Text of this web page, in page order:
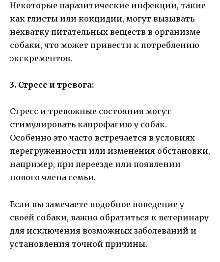
Некоторые паразитические инфекции, такие
как глисты или кокцидии, могут вызывать
нехватку питательных веществ в организме
собаки, что может привести к потреблению
экскрементов.
3. Стресс и тревога:
Стресс и тревожные состояния могут
стимулировать капрофагию у собак.
Особенно это часто встречается в условиях
перегруженности или изменения обстановки,
например, при переезде или появлении
нового члена семьи.
Если вы замечаете подобное поведение у
своей собаки, важно обратиться к ветеринару
для исключения возможных заболеваний и
установления точной причины.